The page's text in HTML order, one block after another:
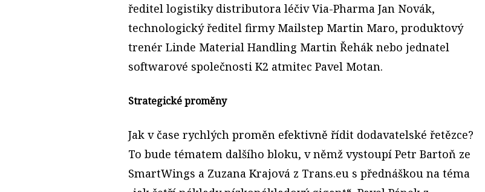
ředitel logistiky distributora léčiv Via-Pharma Jan Novák,
technologický ředitel firmy Mailstep Martin Maro, produktový
trenér Linde Material Handling Martin Řehák nebo jednatel
softwarové společnosti K2 atmitec Pavel Motan.
Strategické proměny
Jak v čase rychlých proměn efektivně řídit dodavatelské řetězce?
To bude tématem dalšího bloku, v němž vystoupí Petr Bartoň ze
SmartWings a Zuzana Krajová z Trans.eu s přednáškou na téma